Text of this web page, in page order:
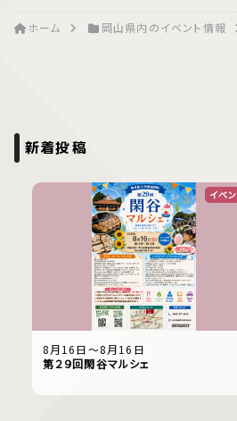
ホーム 岡山県内のイベント情報
新着投稿
イベ
8月16日〜8月16日
第２９回閑谷マルシェ